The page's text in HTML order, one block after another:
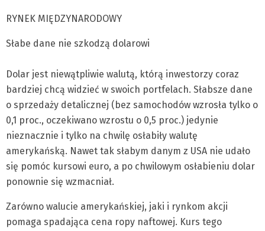
RYNEK MIĘDZYNARODOWY
Słabe dane nie szkodzą dolarowi
Dolar jest niewątpliwie walutą, którą inwestorzy coraz
bardziej chcą widzieć w swoich portfelach. Słabsze dane
o sprzedaży detalicznej (bez samochodów wzrosła tylko o
0,1 proc., oczekiwano wzrostu o 0,5 proc.) jedynie
nieznacznie i tylko na chwilę osłabiły walutę
amerykańską. Nawet tak słabym danym z USA nie udało
się pomóc kursowi euro, a po chwilowym osłabieniu dolar
ponownie się wzmacniał.
Zarówno walucie amerykańskiej, jaki i rynkom akcji
pomaga spadająca cena ropy naftowej. Kurs tego